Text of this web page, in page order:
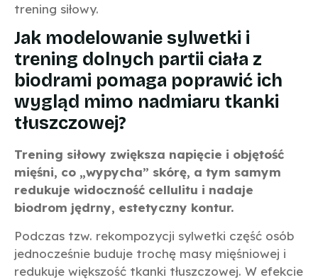
trening siłowy.
Jak modelowanie sylwetki i
trening dolnych partii ciała z
biodrami pomaga poprawić ich
wygląd mimo nadmiaru tkanki
tłuszczowej?
Trening siłowy zwiększa napięcie i objętość
mięśni, co „wypycha” skórę, a tym samym
redukuje widoczność cellulitu i nadaje
biodrom jędrny, estetyczny kontur.
Podczas tzw. rekompozycji sylwetki część osób
jednocześnie buduje trochę masy mięśniowej i
redukuje większość tkanki tłuszczowej. W efekcie